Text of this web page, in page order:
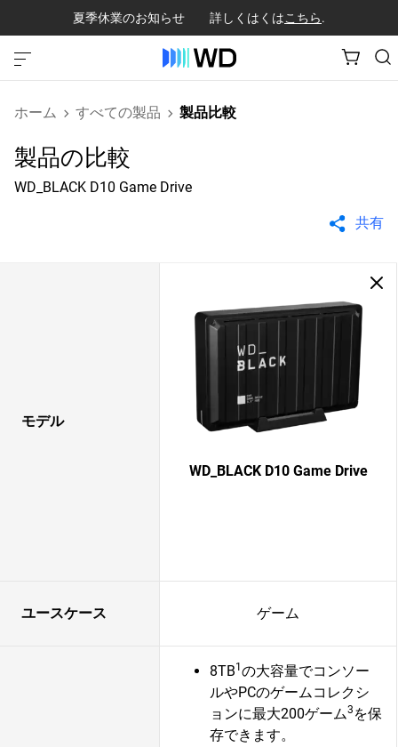
夏季休業のお知らせ 詳しくはくはこちら.
ホーム すべての製品 製品比較
製品の比較
WD_BLACK D10 Game Drive
共有
モデル
WD_BLACK D10 Game Drive
ユースケース ゲーム
8TB1の大容量でコンソー
ルやPCのゲームコレクシ
ョンに最大200ゲーム3 を保
存できます。